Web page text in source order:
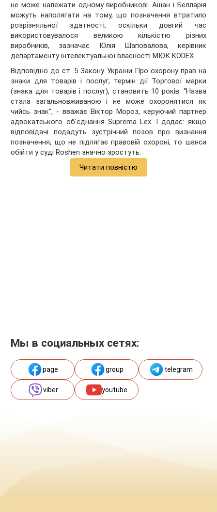
не може належати одному виробникові. Ашан і Белларія
можуть наполягати на тому, що позначення втратило
розрізняльної здатності, оскільки довгий час
використовувалося великою кількістю різних
виробників, зазначає Юлія Шаповалова, керівник
департаменту інтелектуальної власності МЮК KODEX.
Відповідно до ст. 5 Закону України Про охорону прав на
знаки для товарів і послуг, термін дії Торгової марки
(знака для товарів і послуг), становить 10 років. "Назва
стала загальновживаною і не може охоронятися як
чийсь знак", - вважає Віктор Мороз, керуючий партнер
адвокатського об'єднання Suprema Lex. І додає: якщо
відповідачі подадуть зустрічний позов про визнання
позначення, що не підлягає правовій охороні, то шанси
обійти у суді Roshen значно зростуть.
Читати повністю
Мы в социальных сетях:
page group telegram
viber youtube